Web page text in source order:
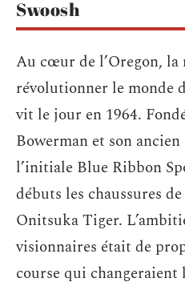
Swoosh
Au cœur de l’Oregon,
révolutionner le monde
vit le jour en 1964.
Bowerman et son
l’initiale Blue Ribbon
débuts les chaussures
Onitsuka Tiger.
visionnaires était de
course qui changeraient